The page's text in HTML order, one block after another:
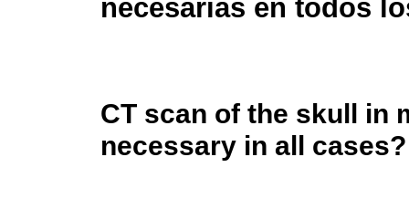
necesarias en todos
CT scan of the skull in
necessary in all cases?